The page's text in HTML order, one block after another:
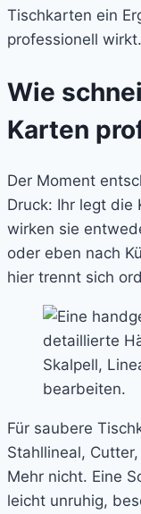
Tischkarten ein
professionell wirkt.
Wie
Karten
Der Moment
Druck: Ihr legt die
wirken sie
oder eben nach
hier trennt sich
Für saubere
Stahllineal,
Mehr nicht. Eine
leicht unruhig,